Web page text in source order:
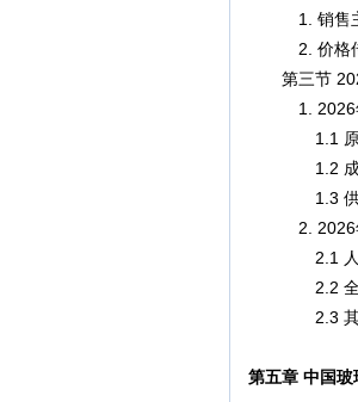
1. 销售主
2. 价格传
第三节
1. 2026年
1.1 原材
1.2 成本
1.3 供需
2. 2026年
2.1 人民
2.2 全球
2.3 其他
第五章 中国玻